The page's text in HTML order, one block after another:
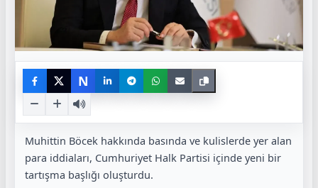
N
Muhittin Böcek hakkında basında ve kulislerde yer alan
para iddiaları, Cumhuriyet Halk Partisi içinde yeni bir
tartışma başlığı oluşturdu.